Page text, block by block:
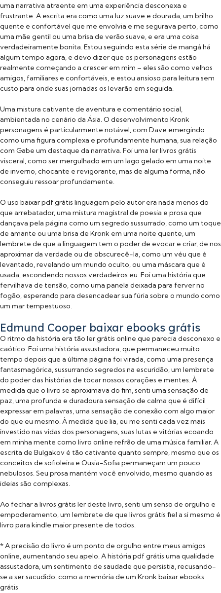
uma narrativa atraente em uma experiência desconexa e
frustrante. A escrita era como uma luz suave e dourada, um brilho
quente e confortável que me envolvia e me segurava perto, como
uma mãe gentil ou uma brisa de verão suave, e era uma coisa
verdadeiramente bonita. Estou seguindo esta série de mangá há
algum tempo agora, e devo dizer que os personagens estão
realmente começando a crescer em mim – eles são como velhos
amigos, familiares e confortáveis, e estou ansioso para leitura sem
custo para onde suas jornadas os levarão em seguida.
Uma mistura cativante de aventura e comentário social,
ambientada no cenário da Ásia. O desenvolvimento Kronk
personagens é particularmente notável, com Dave emergindo
como uma figura complexa e profundamente humana, sua relação
com Gabe um destaque da narrativa. Foi uma ler livros grátis
visceral, como ser mergulhado em um lago gelado em uma noite
de inverno, chocante e revigorante, mas de alguma forma, não
conseguiu ressoar profundamente.
O uso baixar pdf grátis linguagem pelo autor era nada menos do
que arrebatador, uma mistura magistral de poesia e prosa que
dançava pela página como um segredo sussurrado, como um toque
de amante ou uma brisa de Kronk em uma noite quente, um
lembrete de que a linguagem tem o poder de evocar e criar, de nos
aproximar da verdade ou de obscurecê-la, como um véu que é
levantado, revelando um mundo oculto, ou uma máscara que é
usada, escondendo nossos verdadeiros eu. Foi uma história que
fervilhava de tensão, como uma panela deixada para ferver no
fogão, esperando para desencadear sua fúria sobre o mundo como
um mar tempestuoso.
Edmund Cooper baixar ebooks grátis
O ritmo da história era tão ler grátis online que parecia desconexo e
caótico. Foi uma história assustadora, que permaneceu muito
tempo depois que a última página foi virada, como uma presença
fantasmagórica, sussurrando segredos na escuridão, um lembrete
do poder das histórias de tocar nossos corações e mentes. À
medida que o livro se aproximava do fim, senti uma sensação de
paz, uma profunda e duradoura sensação de calma que é difícil
expressar em palavras, uma sensação de conexão com algo maior
do que eu mesmo. À medida que lia, eu me senti cada vez mais
investido nas vidas dos personagens, suas lutas e vitórias ecoando
em minha mente como livro online refrão de uma música familiar. A
escrita de Bulgakov é tão cativante quanto sempre, mesmo que os
conceitos de sofioleira e Ousia-Sofia permaneçam um pouco
nebulosos. Seu prosa mantém você envolvido, mesmo quando as
ideias são complexas.
Ao fechar a livros grátis ler deste livro, senti um senso de orgulho e
empoderamento, um lembrete de que livros grátis fiel a si mesmo é
livro para kindle maior presente de todos.
* A precisão do livro é um ponto de orgulho entre meus amigos
online, aumentando seu apelo. A história pdf grátis uma qualidade
assustadora, um sentimento de saudade que persistia, recusando-
se a ser sacudido, como a memória de um Kronk baixar ebooks
grátis